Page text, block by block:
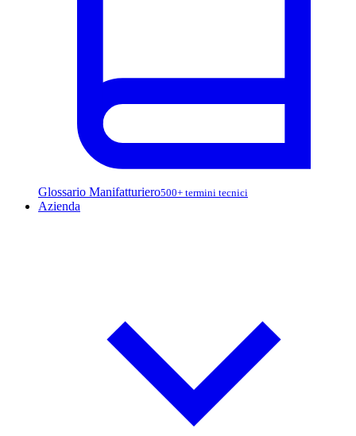
Glossario Manifatturiero500+ termini tecnici
Azienda